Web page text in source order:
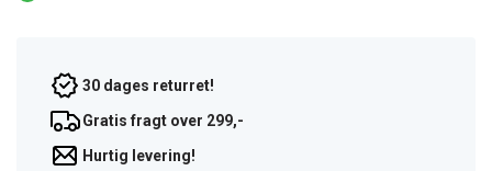
30 dages returret!
Gratis fragt over 299,-
Hurtig levering!